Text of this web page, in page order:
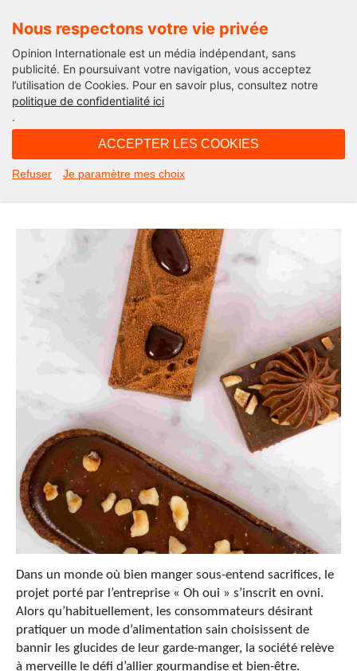
Nous respectons votre vie privée
Opinion Internationale est un média indépendant, sans
publicité. En poursuivant votre navigation, vous acceptez
l’utilisation de Cookies. Pour en savoir plus, consultez notre
politique de confidentialité ici
.
ACCEPTER LES COOKIES
Refuser Je paramètre mes choix
Nos coups de cœur parisiens
Se faire des plaisirs sucrés sans
Dans un monde où bien manger sous-entend sacrifices, le
projet porté par l’entreprise « Oh oui » s’inscrit en ovni.
Alors qu’habituellement, les consommateurs désirant
pratiquer un mode d’alimentation sain choisissent de
bannir les glucides de leur garde-manger, la société relève
à merveille le défi d’allier gourmandise et bien-être.